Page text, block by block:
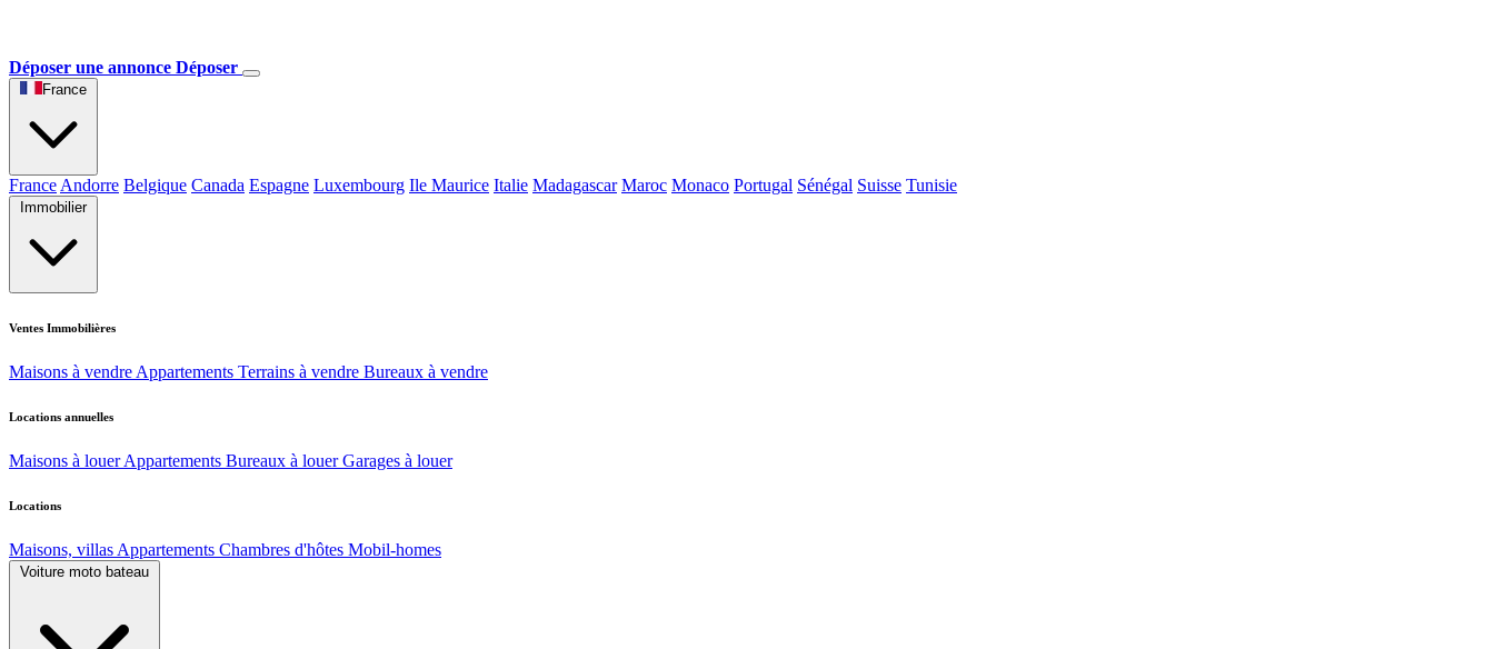
Déposer une annonce Déposer
France
France Andorre Belgique Canada Espagne Luxembourg Ile Maurice Italie Madagascar Maroc Monaco Portugal Sénégal Suisse Tunisie
Immobilier
Ventes Immobilières
Maisons à vendre Appartements Terrains à vendre Bureaux à vendre
Locations annuelles
Maisons à louer Appartements Bureaux à louer Garages à louer
Locations
Maisons, villas Appartements Chambres d'hôtes Mobil-homes
Voiture moto bateau